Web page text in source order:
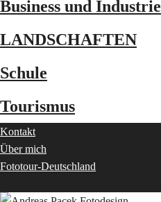
Business und Industrie
LANDSCHAFTEN
Schule
Tourismus
Kontakt
Über mich
Fototour-Deutschland